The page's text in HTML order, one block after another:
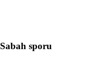
Sabah sporu